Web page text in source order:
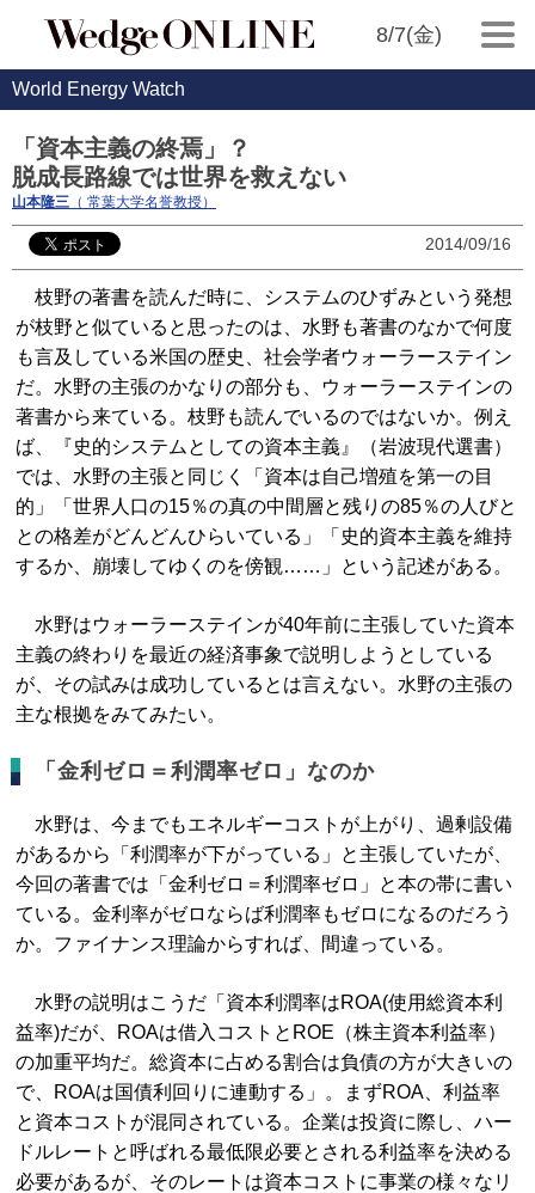
8/7(金)
World Energy Watch
「資本主義の終焉」？
脱成長路線では世界を救えない
山本隆三 （ 常葉大学名誉教授）
2014/09/16
枝野の著書を読んだ時に、システムのひずみという発想
が枝野と似ていると思ったのは、水野も著書のなかで何度
も言及している米国の歴史、社会学者ウォーラーステイン
だ。水野の主張のかなりの部分も、ウォーラーステインの
著書から来ている。枝野も読んでいるのではないか。例え
ば、『史的システムとしての資本主義』（岩波現代選書）
では、水野の主張と同じく「資本は自己増殖を第一の目
的」「世界人口の15％の真の中間層と残りの85％の人びと
との格差がどんどんひらいている」「史的資本主義を維持
するか、崩壊してゆくのを傍観……」という記述がある。
水野はウォーラーステインが40年前に主張していた資本
主義の終わりを最近の経済事象で説明しようとしている
が、その試みは成功しているとは言えない。水野の主張の
主な根拠をみてみたい。
「金利ゼロ＝利潤率ゼロ」なのか
水野は、今までもエネルギーコストが上がり、過剰設備
があるから「利潤率が下がっている」と主張していたが、
今回の著書では「金利ゼロ＝利潤率ゼロ」と本の帯に書い
ている。金利率がゼロならば利潤率もゼロになるのだろう
か。ファイナンス理論からすれば、間違っている。
水野の説明はこうだ「資本利潤率はROA(使用総資本利
益率)だが、ROAは借入コストとROE（株主資本利益率）
の加重平均だ。総資本に占める割合は負債の方が大きいの
で、ROAは国債利回りに連動する」。まずROA、利益率
と資本コストが混同されている。企業は投資に際し、ハー
ドルレートと呼ばれる最低限必要とされる利益率を決める
必要があるが、そのレートは資本コストに事業の様々なリ